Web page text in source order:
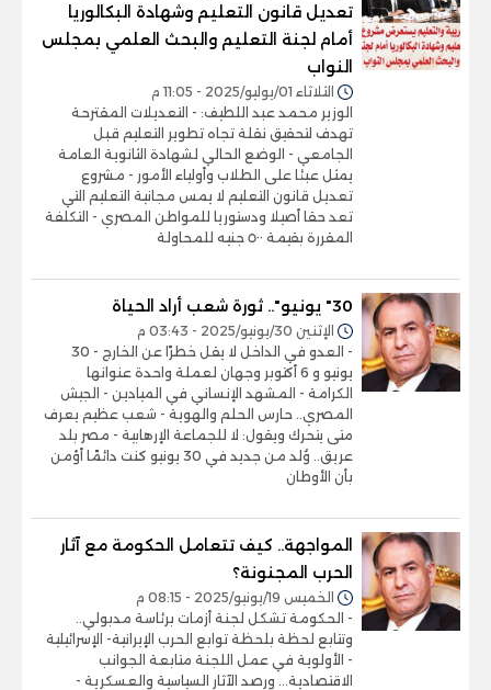
تعديل قانون التعليم وشهادة البكالوريا
أمام لجنة التعليم والبحث العلمي بمجلس
النواب
الثلاثاء 01/يوليو/2025 - 11:05 م
الوزير محمد عبد اللطيف: - التعديلات المقترحة
تهدف لتحقيق نقلة تجاه تطوير التعليم قبل
الجامعي - الوضع الحالي لشهادة الثانوية العامة
يمثل عبئا على الطلاب وأولياء الأمور - مشروع
تعديل قانون التعليم لا يمس مجانية التعليم التي
تعد حقا أصيلا ودستوريا للمواطن المصري - التكلفة
المقررة بقيمة ٥٠٠ جنيه للمحاولة
30" يونيو".. ثورة شعب أراد الحياة
الإثنين 30/يونيو/2025 - 03:43 م
- العدو في الداخل لا يقل خطرًا عن الخارج - 30
يونيو و 6 أكتوبر وجهان لعملة واحدة عنوانها
الكرامة - المشهد الإنساني في الميادين - الجيش
المصري.. حارس الحلم والهوية - شعب عظيم يعرف
متى يتحرك ويقول: لا للجماعة الإرهابية - مصر بلد
عريق.. وُلد من جديد في 30 يونيو كنت دائمًا أؤمن
بأن الأوطان
المواجهة.. كيف تتعامل الحكومة مع آثار
الحرب المجنونة؟
الخميس 19/يونيو/2025 - 08:15 م
- الحكومة تشكل لجنة أزمات برئاسة مدبولي..
وتتابع لحظة بلحظة توابع الحرب الإيرانية- الإسرائيلية
- الأولوية في عمل اللجنة متابعة الجوانب
الاقتصادية... ورصد الآثار السياسية والعسكرية -